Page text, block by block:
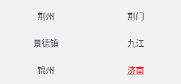
荆州 荆门
景德镇 九江
锦州 济南